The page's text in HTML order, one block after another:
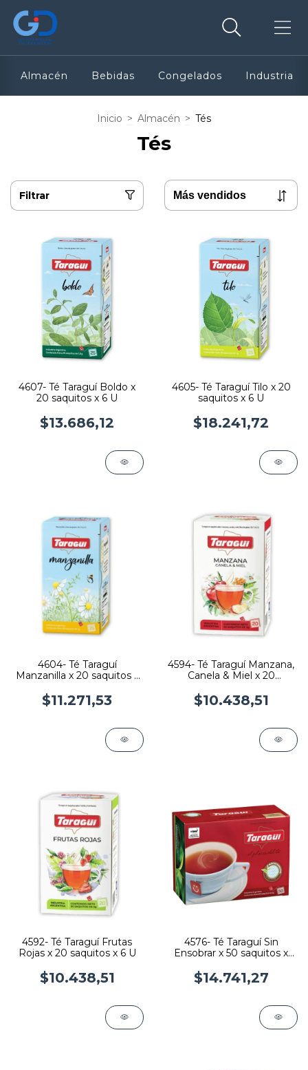
Almacén Bebidas Congelados Industria
Inicio > Almacén > Tés
Tés
Filtrar
4607- Té Taraguí Boldo x
20 saquitos x 6 U
$13.686,12
4605- Té Taraguí Tilo x 20
saquitos x 6 U
$18.241,72
4604- Té Taraguí
Manzanilla x 20 saquitos x
$11.271,53
4594- Té Taraguí Manzana,
Canela & Miel x 20
$10.438,51
4592- Té Taraguí Frutas
Rojas x 20 saquitos x 6 U
$10.438,51
4576- Té Taraguí Sin
Ensobrar x 50 saquitos x
$14.741,27